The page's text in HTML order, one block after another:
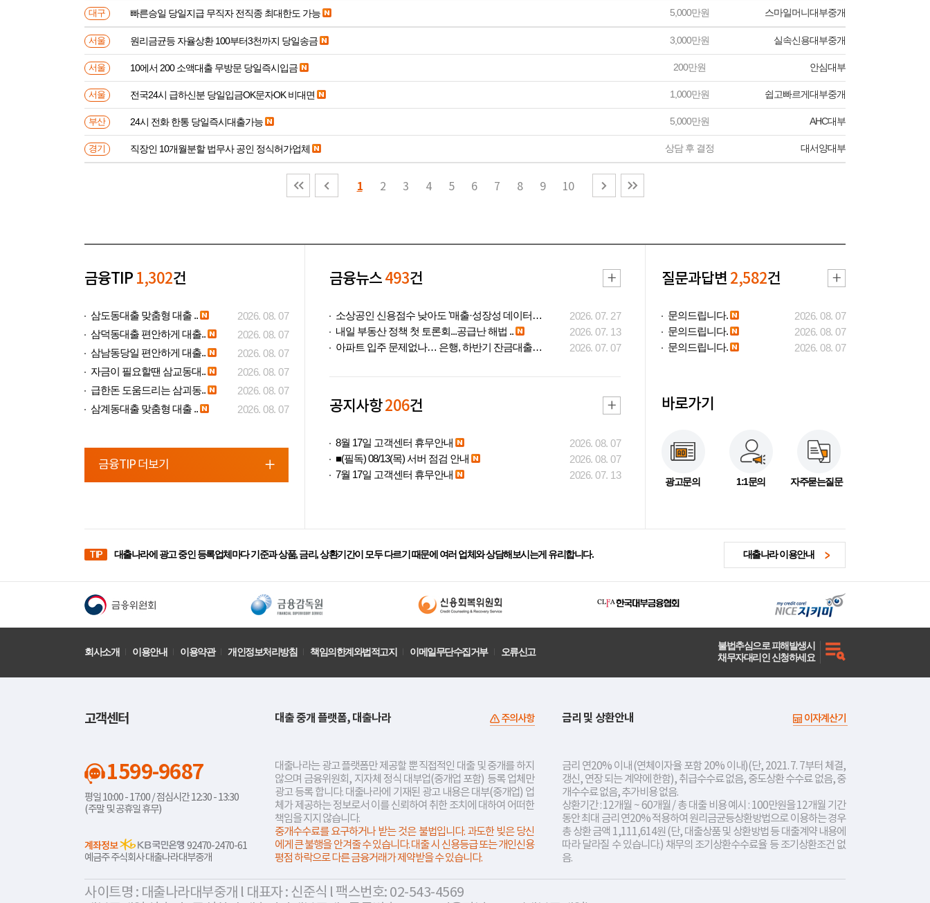
대구 빠른승일 당일지급 무직자 전직종 최대한도 가능 5,000만원 스마일머니대부중개
서울 원리금균등 자율상환 100부터3천까지 당일송금 3,000만원 실속신용대부중개
서울 10에서 200 소액대출 무방문 당일즉시입금 200만원 안심대부
서울 전국24시 급하신분 당일입금OK문자OK 비대면 1,000만원 쉽고빠르게대부중개
부산 24시 전화 한통 당일즉시대출가능 5,000만원 AHC대부
경기 직장인 10개월분할 법무사 공인 정식허가업체 상담 후 결정 대서양대부
1 2 3 4 5 6 7 8 9 10
금융TIP 1,302건
삼도동대출 맞춤형 대출 ..
2026. 08. 07
삼덕동대출 편안하게 대출..
2026. 08. 07
삼남동당일 편안하게 대출..
2026. 08. 07
자금이 필요할땐 삼교동대..
2026. 08. 07
급한돈 도움드리는 삼괴동..
2026. 08. 07
삼계동대출 맞춤형 대출 ..
2026. 08. 07
금융TIP 더보기
금융뉴스493건
소상공인 신용점수 낮아도 '매출·성장성 데이터..
2026. 07. 27
내일 부동산 정책 첫 토론회...공급난 해법 ..
2026. 07. 13
아파트 입주 문제없나… 은행, 하반기 잔금대출..
2026. 07. 07
공지사항206건
8월 17일 고객센터 휴무안내
2026. 08. 07
■(필독) 08/13(목) 서버 점검 안내
2026. 08. 07
7월 17일 고객센터 휴무안내
2026. 07. 13
질문과답변 2,582건
문의드립니다.
2026. 08. 07
문의드립니다.
2026. 08. 07
문의드립니다.
2026. 08. 07
바로가기
광고문의 1:1문의 자주묻는질문
TIP 대출나라에 광고 중인 등록업체마다 기준과 상품, 금리, 상환기간이 모두 다르기 때문에 여러 업체와 상담해보시는게 유리합니다. 대출나라 이용안내
회사소개 이용안내 이용약관 개인정보처리방침 책임의한계와법적고지 이메일무단수집거부 오류신고
불법추심으로 피해발생시
채무자대리인 신청하세요
고객센터
1599-9687
평일 10:00 - 17:00 / 점심시간 12:30 - 13:30
(주말 및 공휴일 휴무)
계좌정보
92470-2470-61
예금주 주식회사 대출나라대부중개
대출 중개 플랫폼, 대출나라 주의사항
대출나라는 광고 플랫폼만 제공할 뿐 직접적인 대출 및 중개를 하지
않으며 금융위원회, 지자체 정식 대부업(중개업 포함) 등록 업체만
광고 등록 합니다. 대출나라에 기재된 광고 내용은 대부(중개업) 업
체가 제공하는 정보로서 이를 신뢰하여 취한 조치에 대하여 어떠한
책임을 지지 않습니다.
중개수수료를 요구하거나 받는 것은 불법입니다. 과도한 빚은 당신
에게 큰 불행을 안겨줄 수 있습니다. 대출 시 신용등급 또는 개인신용
평점 하락으로 다른 금융거래가 제약받을 수 있습니다.
금리 및 상환안내 이자계산기
금리 연20% 이내 (연체이자율 포함 20% 이내)(단, 2021. 7. 7부터 체결,
갱신, 연장 되는 계약에 한함), 취급수수료 없음, 중도상환 수수료 없음, 중
개수수료 없음, 추가비용 없음.
상환기간 : 12개월 ~ 60개월 / 총 대출 비용 예시 : 100만원을 12개월 기간
동안 최대 금리 연20% 적용하여 원리금균등상환방법으로 이용하는 경우
총 상환 금액 1,111,614원 (단, 대출상품 및 상환방법 등 대출계약 내용에
따라 달라질 수 있습니다.) 채무의 조기상환수수료율 등 조기상환조건 없
음.
사이트명 : 대출나라대부중개 l 대표자 : 신준식 l 팩스번호: 02-543-4569